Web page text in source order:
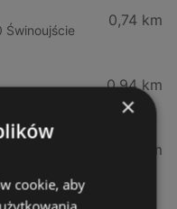
Świnoujście
0,74 km
0,94 km
1,02 km
×
cookie, aby